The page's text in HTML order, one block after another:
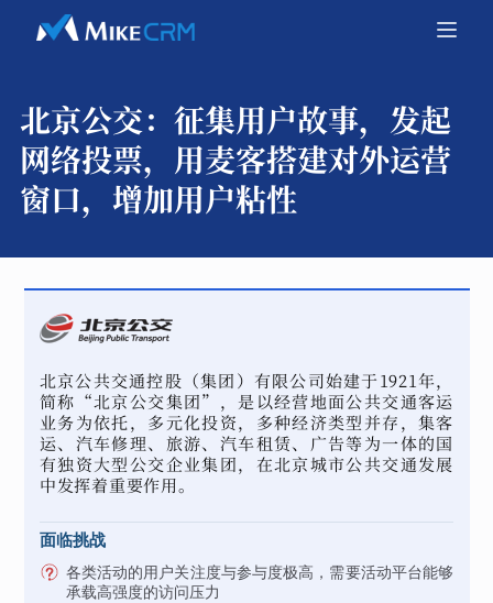
北京公交： 征集用户故事，发起
网络投票，用麦客搭建对外运营
窗口，增加用户粘性
北京公共交通控股（集团）有限公司始建于1921年，
简称“北京公交集团”，是以经营地面公共交通客运
业务为依托，多元化投资，多种经济类型并存，集客
运、汽车修理、旅游、汽车租赁、广告等为一体的国
有独资大型公交企业集团，在北京城市公共交通发展
中发挥着重要作用。
面临挑战
各类活动的用户关注度与参与度极高，需要活动平台能够
承载高强度的访问压力